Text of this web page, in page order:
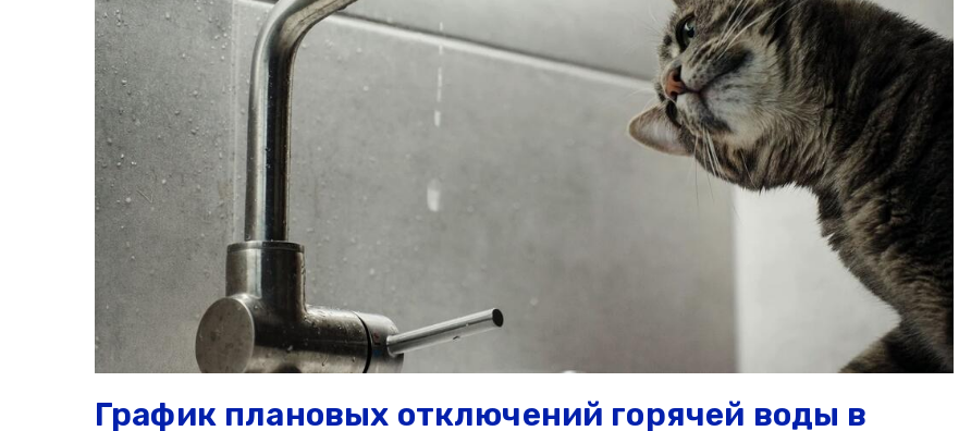
График плановых отключений горячей воды в